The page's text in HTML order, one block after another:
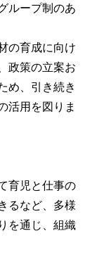
ループ制のあ
の育成に向け
政策の立案お
め、引き続き
活用を図りま
育児と仕事の
るなど、多様
を通じ、組織